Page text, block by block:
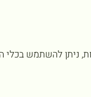
ניתן להשתמש בכלי